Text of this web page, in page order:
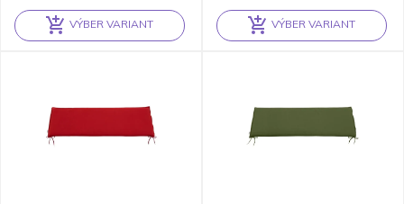
VÝBER VARIANT VÝBER VARIANT